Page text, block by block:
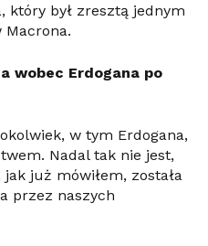
który był zresztą jednym
wobec Erdogana po
w tym Erdogana,
Nadal tak nie jest,
już mówiłem, została
przez naszych